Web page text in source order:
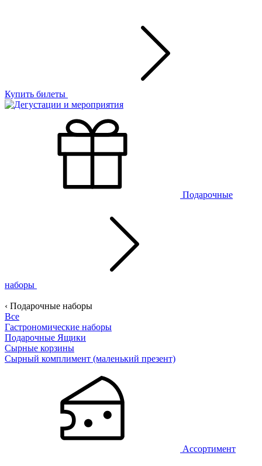
Купить билеты
Подарочные
наборы
‹ Подарочные наборы
Все
Гастрономические наборы
Подарочные Ящики
Сырные корзины
Сырный комплимент (маленький презент)
Ассортимент